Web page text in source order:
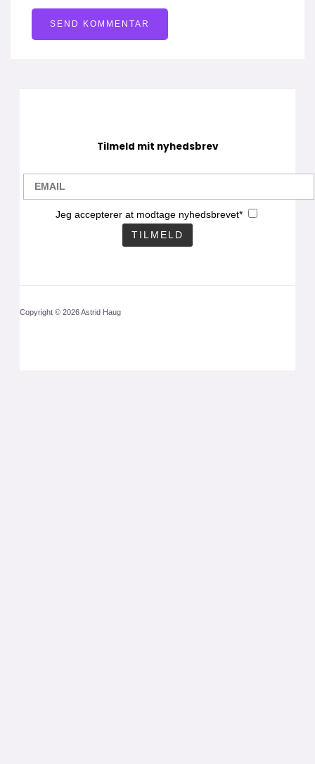
Tilmeld mit nyhedsbrev
Jeg accepterer at modtage nyhedsbrevet*
Copyright © 2026 Astrid Haug